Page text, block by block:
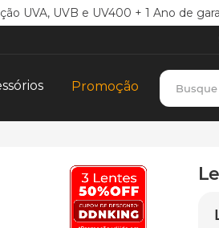
UVA, UVB e UV400 + 1 Ano de
Promoção
Busque